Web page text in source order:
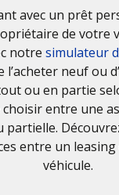
avec un prêt
de votre
notre simulateur
l’acheter neuf ou
ou en partie
entre une
partielle.
entre un
véhicule.